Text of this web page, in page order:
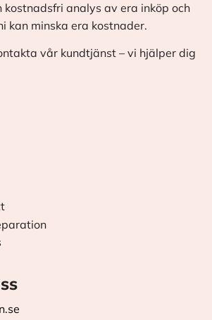
kostnadsfri analys av era inköp och
kan minska era kostnader.
vår kundtjänst – vi hjälper dig